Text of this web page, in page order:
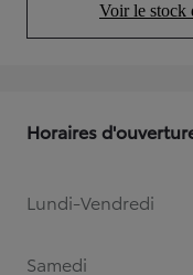
Voir le stock
Horaires
Lundi-Vendredi
Samedi